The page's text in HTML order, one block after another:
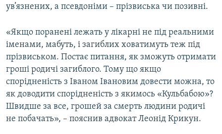
ув’язнених, а псевдоніми – прізвиська чи позивні.
«Якщо поранені лежать у лікарні не під реальними
іменами, мабуть, і загиблих ховатимуть теж під
прізвиськом. Постає питання, як зможуть отримати
гроші родичі загиблого. Тому що якщо
спорідненість з Іваном Івановим довести можна, то
як доводити спорідненість з якимось «Кульбабою»?
Швидше за все, грошей за смерть людини родичі
не побачать», – пояснив адвокат Леонід Крикун.